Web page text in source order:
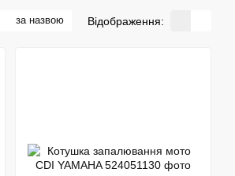
за назвою Відображення: